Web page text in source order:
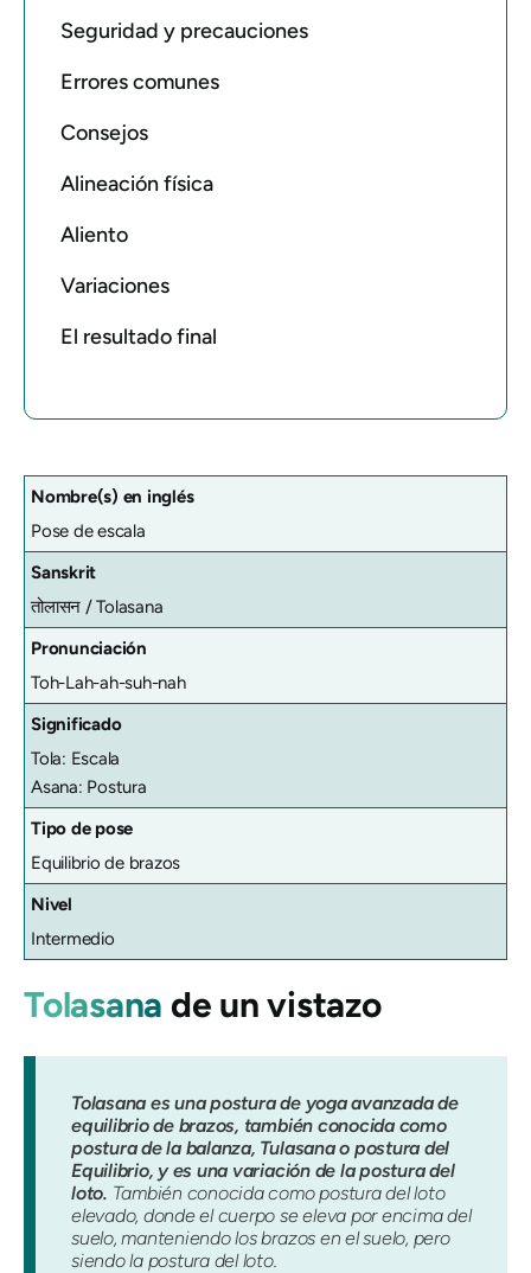
Seguridad y precauciones
Errores comunes
Consejos
Alineación física
Aliento
Variaciones
El resultado final
Nombre(s) en inglés
Pose de escala
Sanskrit
तोलासन /Tolasana
Pronunciación
Toh-Lah-ah-suh-nah
Significado
Tola: Escala
Asana: Postura
Tipo de pose
Equilibrio de brazos
Nivel
Intermedio
Tolasana de un vistazo
Tolasana es una postura de yoga avanzada de
equilibrio de brazos, también conocida como
postura de la balanza, Tulasana o postura del
Equilibrio, y es una variación de la postura del
loto. También conocida como postura del loto
elevado, donde el cuerpo se eleva por encima del
suelo, manteniendo los brazos en el suelo, pero
siendo la postura del loto.